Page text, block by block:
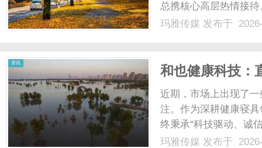
总携核心高层热情接
体验等议题，展开了
玛雅传媒 发布于
资讯
和也健康科技：
耕健康睡眠
近期，市场上出现了
注。作为深耕健康寝
终秉承“科技驱动、诚
科技实力、用户真实
玛雅传媒 发布于